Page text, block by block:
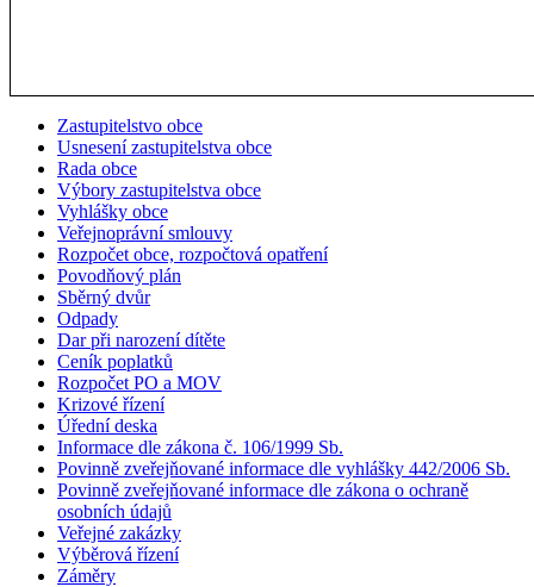
Zastupitelstvo obce
Usnesení zastupitelstva obce
Rada obce
Výbory zastupitelstva obce
Vyhlášky obce
Veřejnoprávní smlouvy
Rozpočet obce, rozpočtová opatření
Povodňový plán
Sběrný dvůr
Odpady
Dar při narození dítěte
Ceník poplatků
Rozpočet PO a MOV
Krizové řízení
Úřední deska
Informace dle zákona č. 106/1999 Sb.
Povinně zveřejňované informace dle vyhlášky 442/2006 Sb.
Povinně zveřejňované informace dle zákona o ochraně
osobních údajů
Veřejné zakázky
Výběrová řízení
Záměry